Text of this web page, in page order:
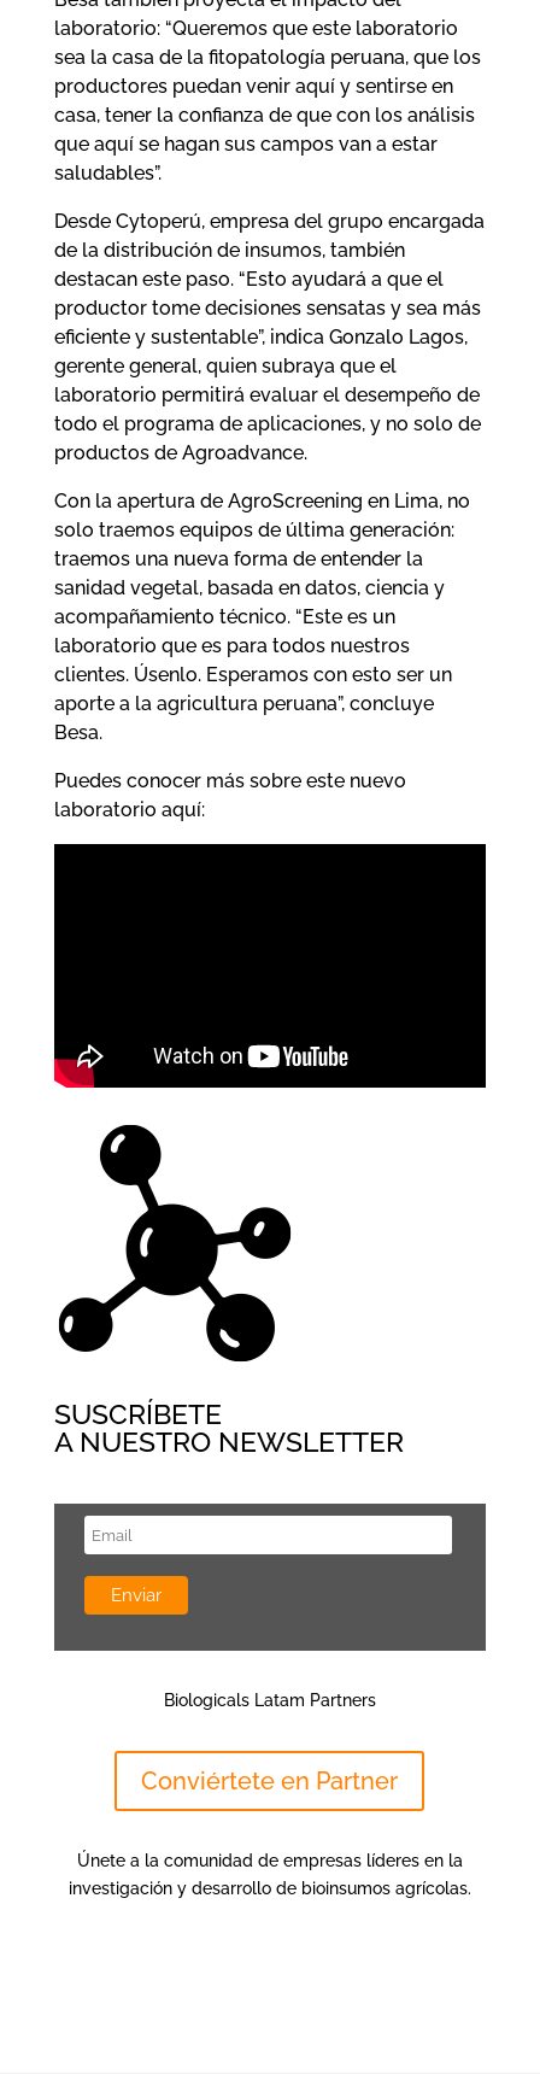
laboratorio: “Queremos que este laboratorio
sea la casa de la fitopatología peruana, que los
productores puedan venir aquí y sentirse en
casa, tener la confianza de que con los análisis
que aquí se hagan sus campos van a estar
saludables”.
Desde Cytoperú, empresa del grupo encargada
de la distribución de insumos, también
destacan este paso. “Esto ayudará a que el
productor tome decisiones sensatas y sea más
eficiente y sustentable”, indica Gonzalo Lagos,
gerente general, quien subraya que el
laboratorio permitirá evaluar el desempeño de
todo el programa de aplicaciones, y no solo de
productos de Agroadvance.
Con la apertura de AgroScreening en Lima, no
solo traemos equipos de última generación:
traemos una nueva forma de entender la
sanidad vegetal, basada en datos, ciencia y
acompañamiento técnico. “Este es un
laboratorio que es para todos nuestros
clientes. Úsenlo. Esperamos con esto ser un
aporte a la agricultura peruana”, concluye
Besa.
Puedes conocer más sobre este nuevo
laboratorio aquí:
SUSCRÍBETE
A NUESTRO NEWSLETTER
Biologicals Latam Partners
Conviértete en Partner
Únete a la comunidad de empresas líderes en la
investigación y desarrollo de bioinsumos agrícolas.